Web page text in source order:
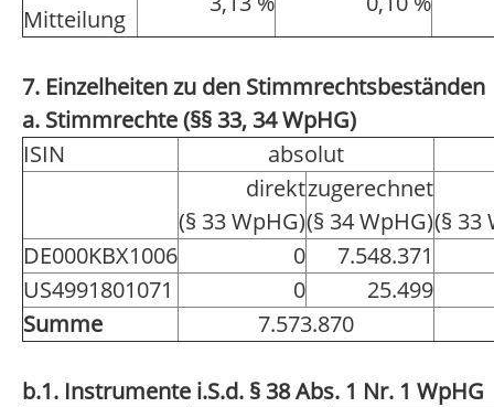
Mitteilung
7. Einzelheiten zu den Stimmrechtsbeständen
a. Stimmrechte (§§ 33, 34 WpHG)
ISIN
absolut
direkt
(§ 33 WpHG)
zugerechnet
(§ 34 WpHG)(§ 33
DE000KBX1006
0
7.548.371
US4991801071
0
25.499
Summe
7.573.870
b.1. Instrumente i.S.d. § 38 Abs. 1 Nr. 1 WpHG